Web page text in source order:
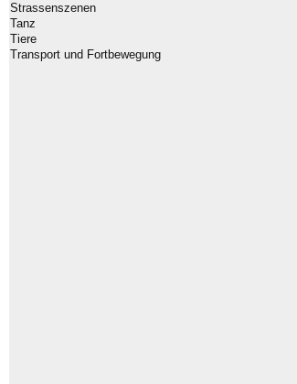
Strassenszenen
Tanz
Tiere
Transport und Fortbewegung